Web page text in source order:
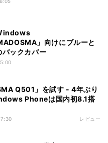
」向けにブルーと
バックカバー
Q501」を試す - 4年ぶり
Phoneは国内初8.1搭
レビュー